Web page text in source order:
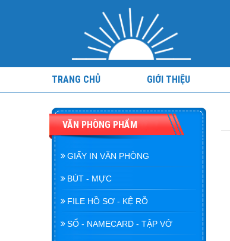
TRANG CHỦ GIỚI THIỆU
VĂN PHÒNG PHẨM
GIẤY IN VĂN PHÒNG
BÚT - MỰC
FILE HỒ SƠ - KỆ RỖ
SỔ - NAMECARD - TẬP VỞ